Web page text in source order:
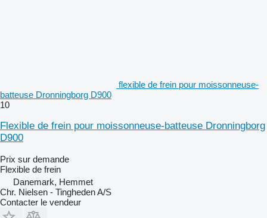
flexible de frein pour moissonneuse-
batteuse Dronningborg D900
10
Flexible de frein pour moissonneuse-batteuse Dronningborg
D900
Prix sur demande
Flexible de frein
Danemark, Hemmet
Chr. Nielsen - Tingheden A/S
Contacter le vendeur